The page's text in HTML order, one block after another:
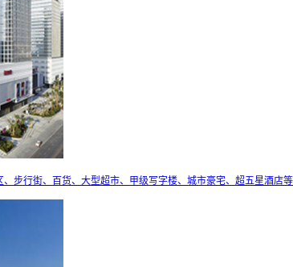
步行街、百货、大型超市、甲级写字楼、城市豪宅、超五星酒店